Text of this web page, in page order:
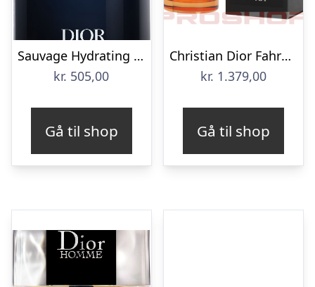
Sauvage Hydrating Shampoo
kr. 505,00
Gå til shop
Christian Dior Fahrenheit – 200 ml
kr. 1.379,00
Gå til shop